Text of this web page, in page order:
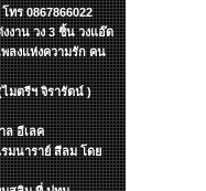
ทร 0867866022
งาน วง 3 ชิ้น วงแอ๊ด
พลงแห่งความรัก คน
มตรีฯ จิรารัตน์ )
ล อีเลค
มนาราย์ สีลม โดย